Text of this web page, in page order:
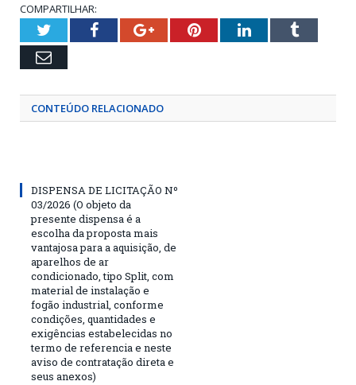
COMPARTILHAR:
TwitterFacebookGoogle+PinterestLinkedInTumblr
Email
CONTEÚDO RELACIONADO
DISPENSA DE LICITAÇÃO Nº
03/2026 (O objeto da
presente dispensa é a
escolha da proposta mais
vantajosa para a aquisição, de
aparelhos de ar
condicionado, tipo Split, com
material de instalação e
fogão industrial, conforme
condições, quantidades e
exigências estabelecidas no
termo de referencia e neste
aviso de contratação direta e
seus anexos)